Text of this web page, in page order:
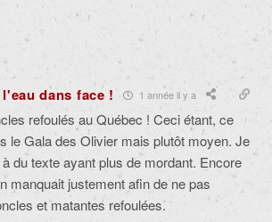
dans face ! 1 année il y a
refoulés au Québec ! Ceci étant, ce
le Gala des Olivier mais plutôt moyen. Je
du texte ayant plus de mordant. Encore
manquait justement afin de ne pas
et matantes refoulées.